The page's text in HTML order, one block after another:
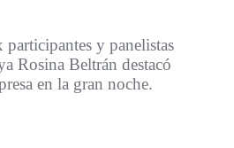
y panelistas
Rosina Beltrán destacó
en la gran noche.